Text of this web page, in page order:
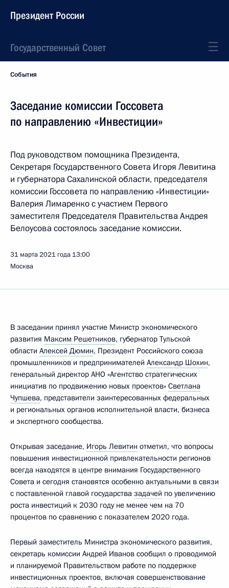
Президент России
Государственный Совет
События
Заседание комиссии Госсовета
по направлению «Инвестиции»
Под руководством помощника Президента,
Секретаря Государственного Совета Игоря Левитина
и губернатора Сахалинской области, председателя
комиссии Госсовета по направлению «Инвестиции»
Валерия Лимаренко с участием Первого
заместителя Председателя Правительства Андрея
Белоусова состоялось заседание комиссии.
31 марта 2021 года 13:00
Москва
В заседании принял участие Министр экономического
развития Максим Решетников, губернатор Тульской
области Алексей Дюмин, Президент Российского союза
промышленников и предпринимателей Александр Шохин,
генеральный директор АНО «Агентство стратегических
инициатив по продвижению новых проектов» Светлана
Чупшева, представители заинтересованных федеральных
и региональных органов исполнительной власти, бизнеса
и экспертного сообщества.
Открывая заседание, Игорь Левитин отметил, что вопросы
повышения инвестиционной привлекательности регионов
всегда находятся в центре внимания Государственного
Совета и сегодня становятся особенно актуальными в связи
с поставленной главой государства задачей по увеличению
роста инвестиций к 2030 году не менее чем на 70
процентов по сравнению с показателем 2020 года.
Первый заместитель Министра экономического развития,
секретарь комиссии Андрей Иванов сообщил о проводимой
и планируемой Правительством работе по поддержке
инвестиционных проектов, включая совершенствование